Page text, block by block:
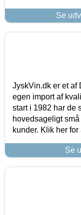
Se
JyskVin.dk er et af
egen import af
start i 1982 har de
hovedsageligt
kunder. Klik her
Se